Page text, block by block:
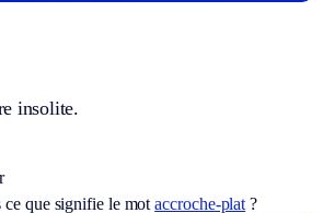
insolite.
ce que signifie le motaccroche-plat ?